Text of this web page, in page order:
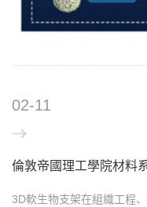
02-11
3D軟生物支架在組織工程